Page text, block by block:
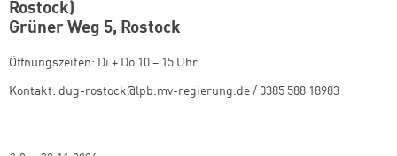
Rostock)
Grüner Weg 5, Rostock
Öffnungszeiten: Di + Do 10 – 15 Uhr
Kontakt: dug-rostock@lpb.mv-regierung.de / 0385 588 18983